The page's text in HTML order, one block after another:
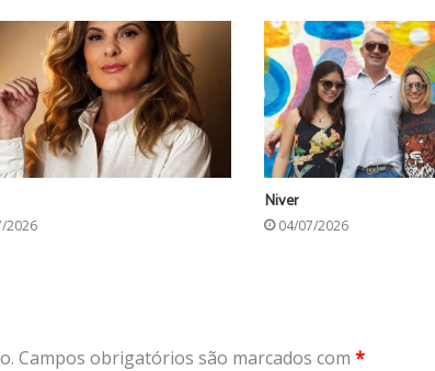
2026
Niver
04/07/2026
Campos obrigatórios são marcados com *